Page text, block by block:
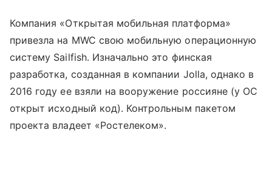
Компания «Открытая мобильная платформа»
привезла на MWC свою мобильную операционную
систему Sailfish. Изначально это финская
разработка, созданная в компании Jolla, однако в
2016 году ее взяли на вооружение россияне (у ОС
открыт исходный код). Контрольным пакетом
проекта владеет «Ростелеком».